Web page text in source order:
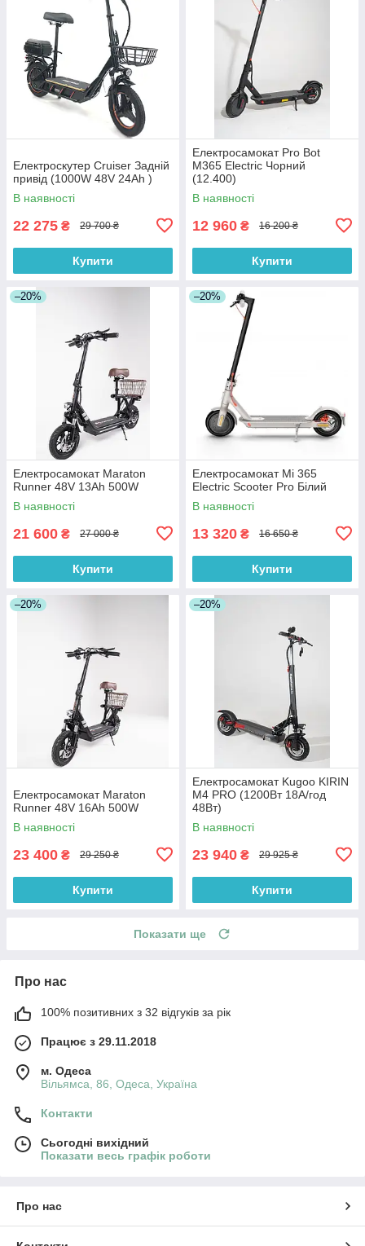
Електроскутер Cruiser Задній
привід (1000W 48V 24Ah )
В наявності
22 275 ₴ 29 700 ₴
Купити
Електросамокат Pro Bot
M365 Electric Чорний
(12.400)
В наявності
12 960 ₴ 16 200 ₴
Купити
–20%
Електросамокат Maraton
Runner 48V 13Ah 500W
В наявності
21 600 ₴ 27 000 ₴
Купити
–20%
Електросамокат Mi 365
Electric Scooter Pro Білий
В наявності
13 320 ₴ 16 650 ₴
Купити
–20%
Електросамокат Maraton
Runner 48V 16Ah 500W
В наявності
23 400 ₴ 29 250 ₴
Купити
–20%
Електросамокат Kugoo KIRIN
M4 PRO (1200Вт 18А/год
48Вт)
В наявності
23 940 ₴ 29 925 ₴
Купити
Показати ще
Про нас
100% позитивних з 32 відгуків за рік
Працює з 29.11.2018
м. Одеса
Вільямса, 86, Одеса, Україна
Контакти
Сьогодні вихідний
Показати весь графік роботи
Про нас